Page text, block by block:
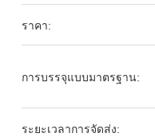
ราคา:
การบรรจุแบบมาตรฐาน:
ระยะเวลาการจัดส่ง: